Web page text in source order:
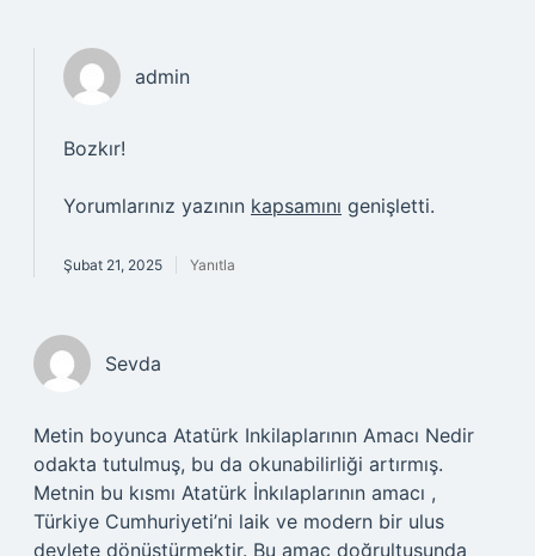
admin
Bozkır!
Yorumlarınız yazının kapsamını genişletti.
Şubat 21, 2025 Yanıtla
Sevda
Metin boyunca Atatürk Inkilaplarının Amacı Nedir
odakta tutulmuş, bu da okunabilirliği artırmış.
Metnin bu kısmı Atatürk İnkılaplarının amacı ,
Türkiye Cumhuriyeti’ni laik ve modern bir ulus
devlete dönüştürmektir. Bu amaç doğrultusunda